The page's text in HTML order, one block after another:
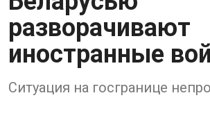
разворачивают
иностранные
Ситуация на госгранице